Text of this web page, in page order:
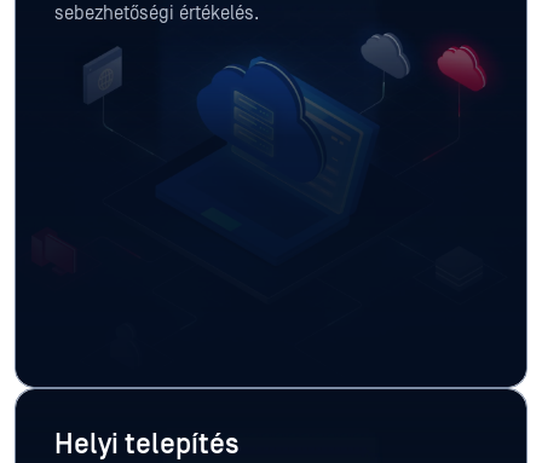
sebezhetőségi értékelés.
Helyi telepítés